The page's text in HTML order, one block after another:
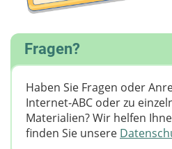
Fragen?
Haben Sie Fragen oder
Internet-ABC oder zu
Materialien? Wir helfen
finden Sie unsere